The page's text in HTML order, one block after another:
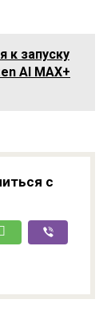
к запуску
AI MAX+
с